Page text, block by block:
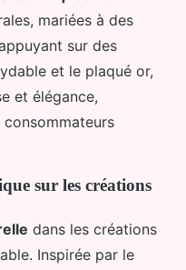
mariées à des
sur des
et le plaqué or,
et élégance,
sur les créations
dans les créations
Inspirée par le